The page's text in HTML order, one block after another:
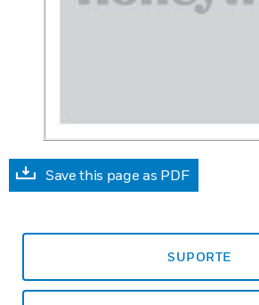
Save this page as PDF
SUPORTE